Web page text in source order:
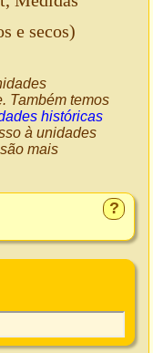
e secos)
Também temos
históricas
à unidades
mais
?